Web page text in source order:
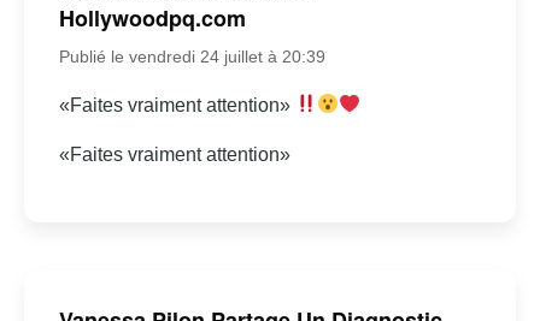
Hollywoodpq.com
Publié le vendredi 24 juillet à 20:39
«Faites vraiment attention»
«Faites vraiment attention»